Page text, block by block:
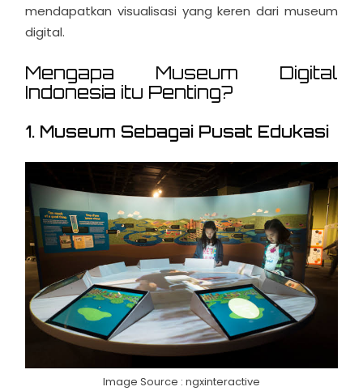
mendapatkan visualisasi yang keren dari museum
digital.
Mengapa Museum Digital
Indonesia itu Penting?
1. Museum Sebagai Pusat Edukasi
Image Source : ngxinteractive